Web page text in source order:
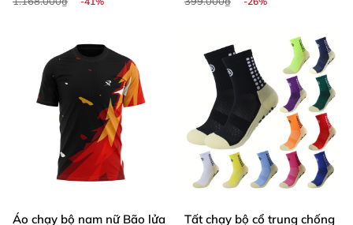
Áo chạy bộ nam nữ Bão lửa
Tất chạy bộ cổ trung chống